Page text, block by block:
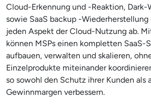
Cloud-Erkennung und -Reaktion,
sowie SaaS backup -Wiederherstellung
jeden Aspekt der Cloud-Nutzung ab.
können MSPs einen kompletten SaaS-
aufbauen, verwalten und skalieren,
Einzelprodukte miteinander
so sowohl den Schutz ihrer Kunden als
Gewinnmargen verbessern.